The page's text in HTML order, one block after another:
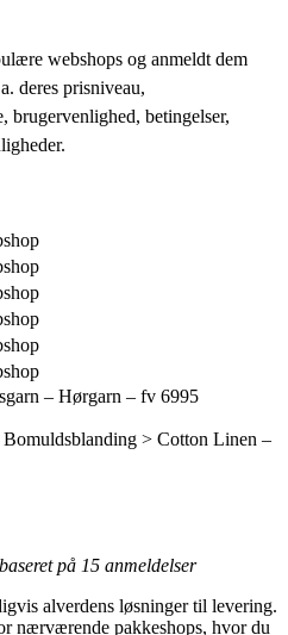
webshops og anmeldt dem
deres prisniveau,
brugervenlighed, betingelser,
– Hørgarn – fv 6995
> Cotton Linen –
på 15 anmeldelser
alverdens løsninger til levering.
nærværende pakkeshops, hvor du